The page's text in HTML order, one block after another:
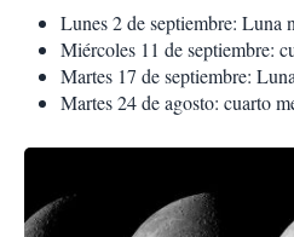
Lunes 2 de septiembre: Luna
Miércoles 11 de septiembre:
Martes 17 de septiembre:
Martes 24 de agosto: cuarto